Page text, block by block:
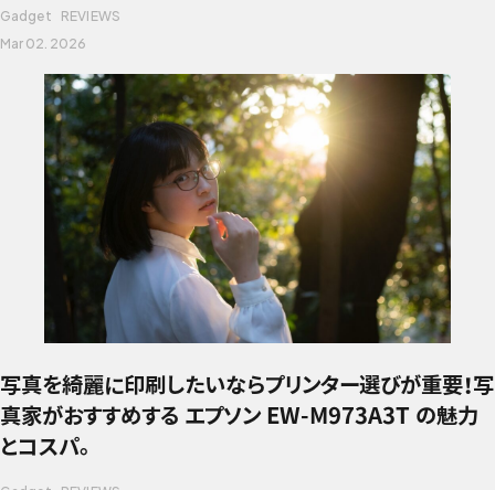
Gadget
REVIEWS
Mar 02. 2026
写真を綺麗に印刷したいならプリンター選びが重要！写
真家がおすすめする エプソン EW-M973A3T の魅力
とコスパ。